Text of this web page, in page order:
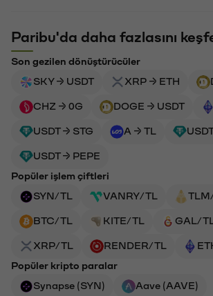
Paribu'da daha fazlasını
Son gezilen dönüştürücüler
SKY → USDT
XRP → ETH
CHZ → 0G DOGE → USDT
USDT → STG A → TL
USDT → PEPE
Popüler işlem çiftleri
SYN/TL
VANRY/TL
BTC/TL KITE/TL GAL/
XRP/TL RENDER/TL
Popüler kripto paralar
Synapse (SYN)
Aave (AAVE)